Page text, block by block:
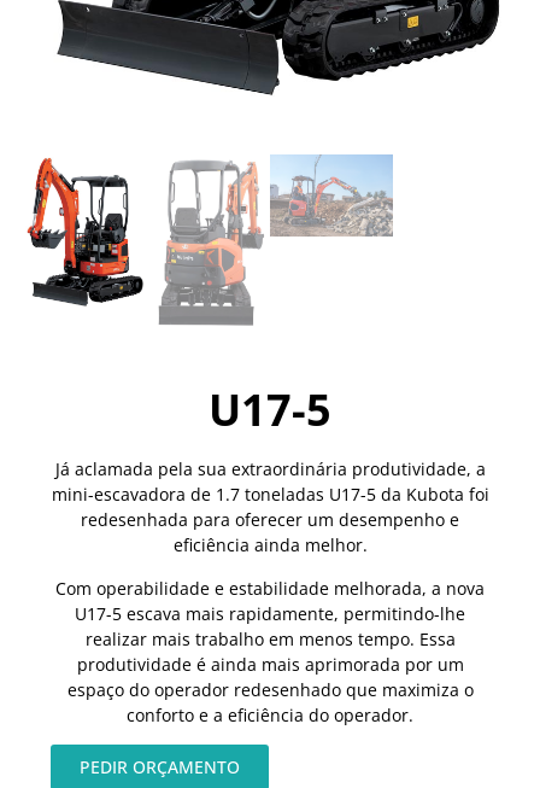
U17-5
Já aclamada pela sua extraordinária produtividade, a
mini-escavadora de 1.7 toneladas U17-5 da Kubota foi
redesenhada para oferecer um desempenho e
eficiência ainda melhor.
Com operabilidade e estabilidade melhorada, a nova
U17-5 escava mais rapidamente, permitindo-lhe
realizar mais trabalho em menos tempo. Essa
produtividade é ainda mais aprimorada por um
espaço do operador redesenhado que maximiza o
conforto e a eficiência do operador.
PEDIR ORÇAMENTO